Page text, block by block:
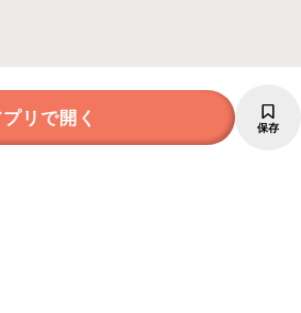
リで開く 保存